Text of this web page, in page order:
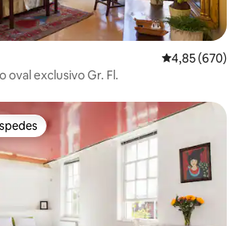
4,85 de uma
4,85 (670)
oval exclusivo Gr. Fl.